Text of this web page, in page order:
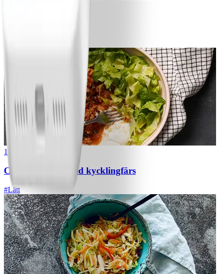
1
Chili con carne med kycklingfärs
#Lätt